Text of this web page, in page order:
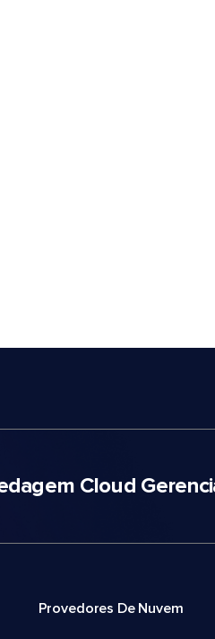
Cloud
Provedores De Nuvem